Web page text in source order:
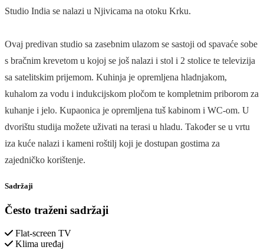
Studio India se nalazi u Njivicama na otoku Krku.
Ovaj predivan studio sa zasebnim ulazom se sastoji od spavaće sobe
s bračnim krevetom u kojoj se još nalazi i stol i 2 stolice te televizija
sa satelitskim prijemom. Kuhinja je opremljena hladnjakom,
kuhalom za vodu i indukcijskom pločom te kompletnim priborom za
kuhanje i jelo. Kupaonica je opremljena tuš kabinom i WC-om. U
dvorištu studija možete uživati na terasi u hladu. Također se u vrtu
iza kuće nalazi i kameni roštilj koji je dostupan gostima za
zajedničko korištenje.
Sadržaji
Često traženi sadržaji
Flat-screen TV
Klima uređaj